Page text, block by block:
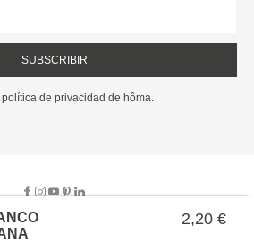
2,20 €
SUBSCRIBIR
de privacidad de hôma.